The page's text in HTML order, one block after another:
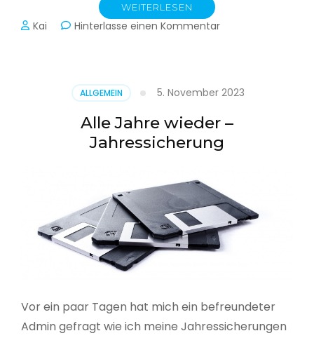
WEITERLESEN
Kai Hinterlasse einen Kommentarzu
ALLGEMEIN 5. November 2023
Alle Jahre wieder –
Jahressicherung
Vor ein paar Tagen hat mich ein befreundeter
Admin gefragt wie ich meine Jahressicherungen